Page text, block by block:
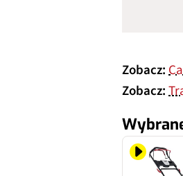
Zobacz:
Zobacz: